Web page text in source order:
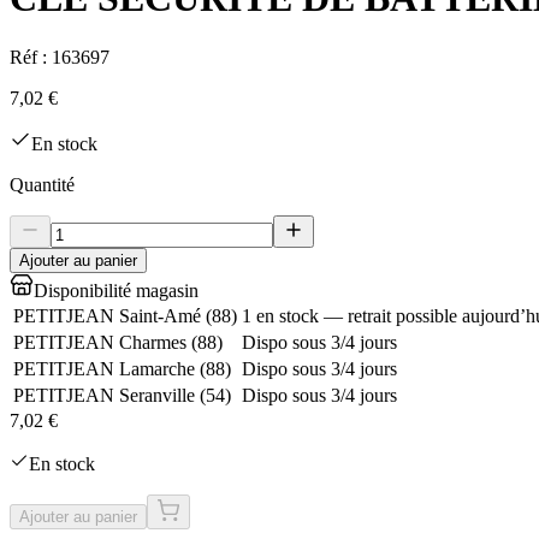
Réf : 163697
7,02 €
En stock
Quantité
Ajouter au panier
Disponibilité magasin
PETITJEAN Saint-Amé (88) 1 en stock — retrait possible
PETITJEAN Charmes (88)
Dispo sous 3/4 jours
PETITJEAN Lamarche (88) Dispo sous 3/4 jours
PETITJEAN Seranville (54) Dispo sous 3/4 jours
7,02 €
En stock
Ajouter au panier